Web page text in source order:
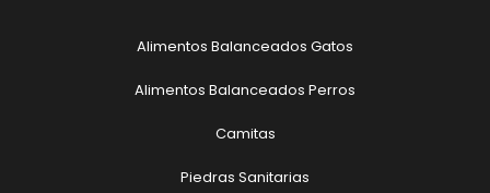
Alimentos Balanceados Gatos
Alimentos Balanceados Perros
Camitas
Piedras Sanitarias